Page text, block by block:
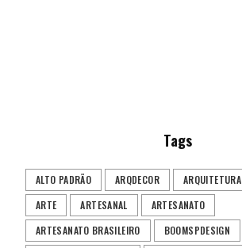
Tags
ALTO PADRÃO ARQDECOR ARQUITETURA
ARTE
ARTESANAL
ARTESANATO
ARTESANATO BRASILEIRO
BOOMSPDESIGN